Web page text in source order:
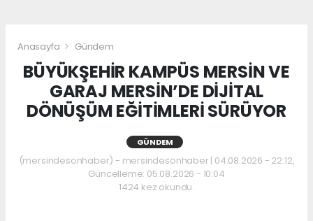
Anasayfa Gündem
BÜYÜKŞEHİR KAMPÜS MERSİN VE
GARAJ MERSİN’DE DİJİTAL
DÖNÜŞÜM EĞİTİMLERİ SÜRÜYOR
GÜNDEM
(mersindesonhaber) - mersindesonhaber | 04.08.2026 - 22:12,
Güncelleme: 05.08.2026 - 10:04
1424 kez okundu.